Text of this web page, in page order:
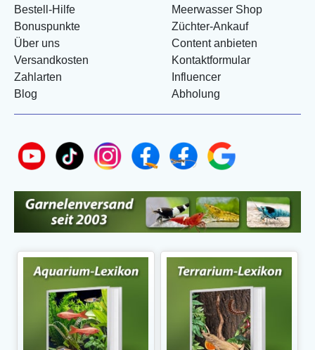
Bestell-Hilfe
Bonuspunkte
Über uns
Versandkosten
Zahlarten
Blog
Meerwasser Shop
Züchter-Ankauf
Content anbieten
Kontaktformular
Influencer
Abholung